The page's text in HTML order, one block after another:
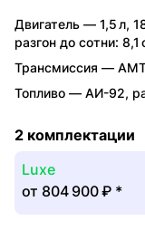
Двигатель — 1,5 л,
разгон до сотни: 8,1
Трансмиссия —
Топливо — АИ-92,
2 комплектации
Luxe
от 804 900 ₽ *